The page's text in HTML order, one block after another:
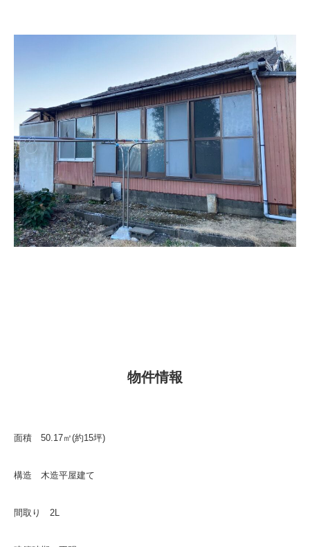
物件情報
面積 50.17㎡(約15坪)
構造 木造平屋建て
間取り 2L